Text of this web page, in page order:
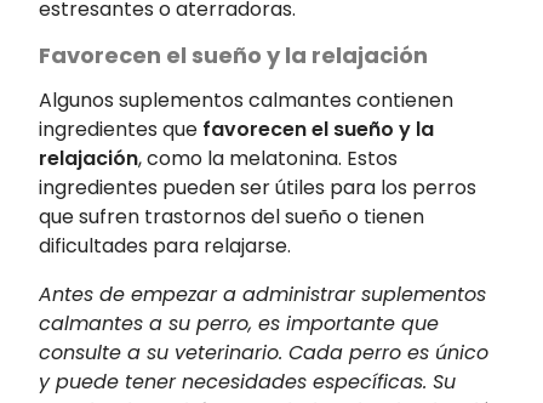
estresantes o aterradoras.
Favorecen el sueño y la relajación
Algunos suplementos calmantes contienen
ingredientes que favorecen el sueño y la
relajación, como la melatonina. Estos
ingredientes pueden ser útiles para los perros
que sufren trastornos del sueño o tienen
dificultades para relajarse.
Antes de empezar a administrar suplementos
calmantes a su perro, es importante que
consulte a su veterinario. Cada perro es único
y puede tener necesidades específicas. Su